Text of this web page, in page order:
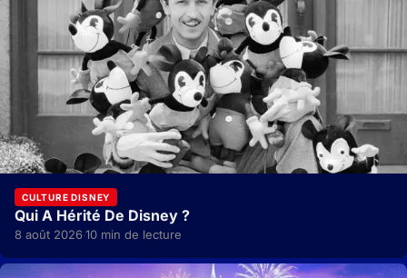
CULTURE DISNEY
Qui A Hérité De Disney ?
8 août 2026·10 min de lecture